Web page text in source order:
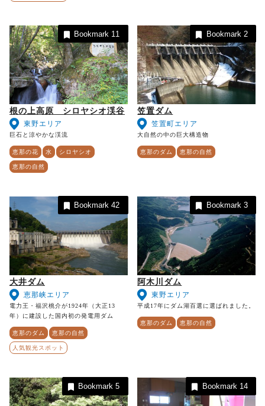
根の上高原 シロヤシオ渓谷
東野エリア
巨石と涼やかな渓流
恵那の花 水 シロヤシオ
恵那の自然
Bookmark 11
笠置ダム
笠置町エリア
大自然の中の巨大構造物
恵那のダム 恵那の自然
Bookmark 2
大井ダム
恵那峡エリア
電力王・福沢桃介が1924年（大正13
年）に建設した国内初の発電用ダム
恵那のダム 恵那の自然
人気観光スポット
Bookmark42
阿木川ダム
東野エリア
平成17年にダム湖百選に選ばれました。
恵那のダム 恵那の自然
Bookmark 3
Bookmark5 Bookmark 14